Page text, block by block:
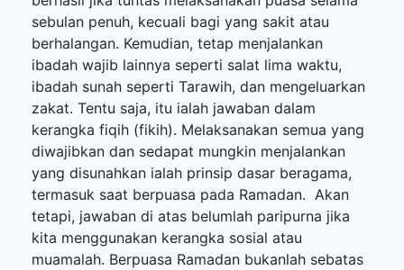
sebulan penuh, kecuali bagi yang sakit atau
berhalangan. Kemudian, tetap menjalankan
ibadah wajib lainnya seperti salat lima waktu,
ibadah sunah seperti Tarawih, dan mengeluarkan
zakat. Tentu saja, itu ialah jawaban dalam
kerangka fiqih (fikih). Melaksanakan semua yang
diwajibkan dan sedapat mungkin menjalankan
yang disunahkan ialah prinsip dasar beragama,
termasuk saat berpuasa pada Ramadan. Akan
tetapi, jawaban di atas belumlah paripurna jika
kita menggunakan kerangka sosial atau
muamalah. Berpuasa Ramadan bukanlah sebatas